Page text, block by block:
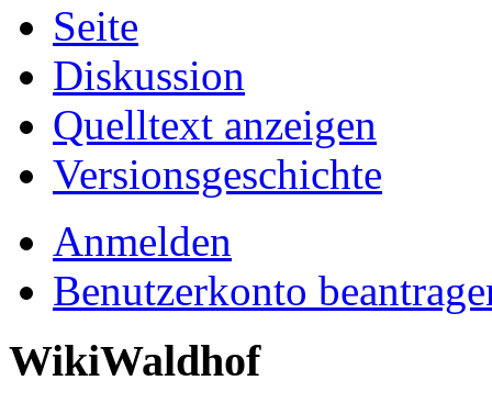
Seite
Diskussion
Quelltext anzeigen
Versionsgeschichte
Anmelden
Benutzerkonto
WikiWaldhof